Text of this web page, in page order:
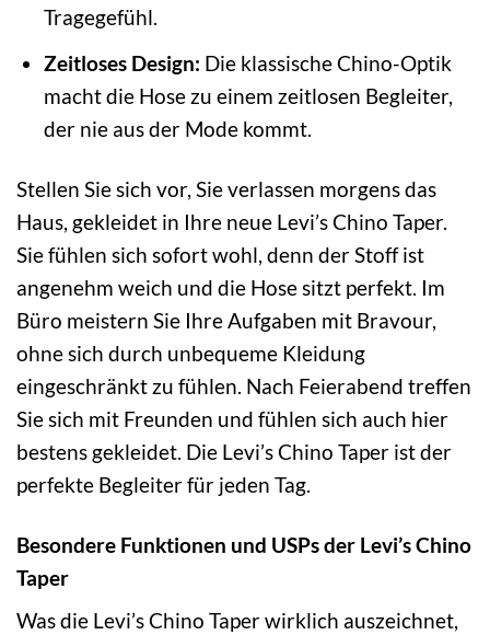
Tragegefühl.
Zeitloses Design: Die klassische Chino-Optik
macht die Hose zu einem zeitlosen Begleiter,
der nie aus der Mode kommt.
Stellen Sie sich vor, Sie verlassen morgens das
Haus, gekleidet in Ihre neue Levi’s Chino Taper.
Sie fühlen sich sofort wohl, denn der Stoff ist
angenehm weich und die Hose sitzt perfekt. Im
Büro meistern Sie Ihre Aufgaben mit Bravour,
ohne sich durch unbequeme Kleidung
eingeschränkt zu fühlen. Nach Feierabend treffen
Sie sich mit Freunden und fühlen sich auch hier
bestens gekleidet. Die Levi’s Chino Taper ist der
perfekte Begleiter für jeden Tag.
Besondere Funktionen und USPs der Levi’s Chino
Taper
Was die Levi’s Chino Taper wirklich auszeichnet,